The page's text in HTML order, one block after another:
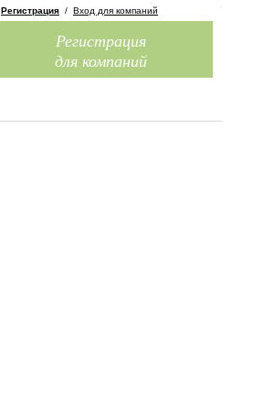
Регистрация / Вход для компаний
Регистрация
для компаний